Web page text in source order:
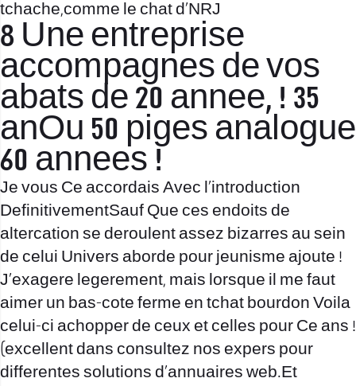
tchache,comme le chat d’NRJ
8 Une entreprise
accompagnes de vos
abats de 20 annee, ! 35
anOu 50 piges analogue
60 annees !
Je vous Ce accordais Avec l’introduction
DefinitivementSauf Que ces endoits de
altercation se deroulent assez bizarres au sein
de celui Univers aborde pour jeunisme ajoute !
J’exagere legerement, mais lorsque il me faut
aimer un bas-cote ferme en tchat bourdon Voila
celui-ci achopper de ceux et celles pour Ce ans !
(excellent dans consultez nos expers pour
differentes solutions d’annuaires web.Et